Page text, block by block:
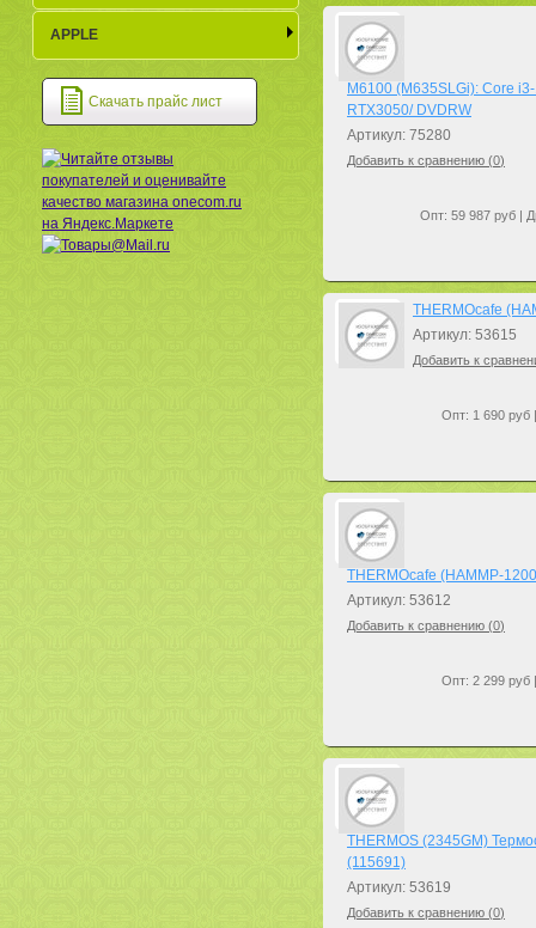
M6100 (M635SLGi): Core
RTX3050/ DVDRW
Артикул: 75280
Добавить к сравнению (0)
Опт: 59 987 руб |
THERMOcafe
Артикул: 53615
Добавить к
Опт: 1 690 руб
THERMOcafe (HAMMP-
Артикул: 53612
Добавить к сравнению (0)
Опт: 2 299 руб
THERMOS (2345GM)
(115691)
Артикул: 53619
Добавить к сравнению (0)
APPLE
Скачать прайс лист